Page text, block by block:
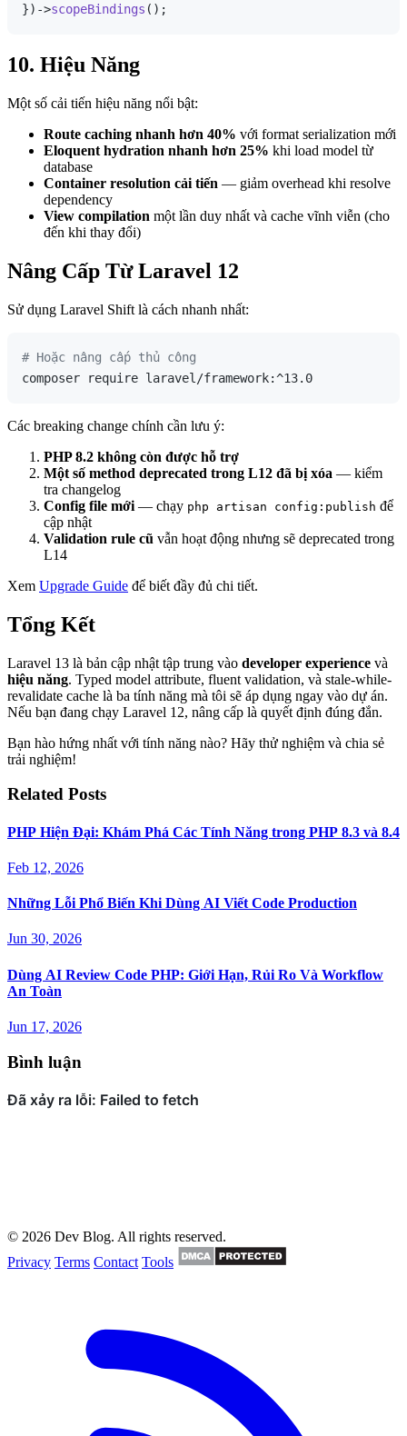
})->scopeBindings
10. Hiệu Năng
Một số cải tiến hiệu năng nổi bật:
Route caching nhanh hơn 40% với format serialization mới
Eloquent hydration nhanh hơn 25% khi load model từ
database
Container resolution cải tiến — giảm overhead khi resolve
dependency
View compilation một lần duy nhất và cache vĩnh viễn (cho
đến khi thay đổi)
Nâng Cấp Từ Laravel 12
Sử dụng Laravel Shift là cách nhanh nhất:
# Hoặc nâng cấp thủ công
Các breaking change chính cần lưu ý:
PHP 8.2 không còn được hỗ trợ
Một số method deprecated trong L12 đã bị xóa — kiểm
tra changelog
Config file mới — chạy php artisan config:publish để
cập nhật
Validation rule cũ vẫn hoạt động nhưng sẽ deprecated trong
L14
Xem Upgrade Guide để biết đầy đủ chi tiết.
Tổng Kết
Laravel 13 là bản cập nhật tập trung vào developer experience và
hiệu năng. Typed model attribute, fluent validation, và stale-while-
revalidate cache là ba tính năng mà tôi sẽ áp dụng ngay vào dự án.
Nếu bạn đang chạy Laravel 12, nâng cấp là quyết định đúng đắn.
Bạn hào hứng nhất với tính năng nào? Hãy thử nghiệm và chia sẻ
trải nghiệm!
Related Posts
PHP Hiện Đại: Khám Phá Các Tính Năng trong PHP 8.3 và 8.4
Feb 12, 2026
Những Lỗi Phổ Biến Khi Dùng AI Viết Code Production
Jun 30, 2026
Dùng AI Review Code PHP: Giới Hạn, Rủi Ro Và Workflow
An Toàn
Jun 17, 2026
Bình luận
© 2026 Dev Blog. All rights reserved.
Privacy Terms Contact Tools